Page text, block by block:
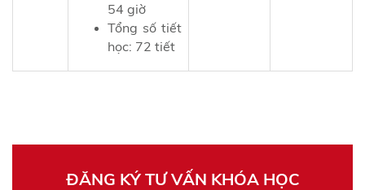
54 giờ
Tổng số tiết
học: 72 tiết
ĐĂNG KÝ TƯ VẤN KHÓA HỌC